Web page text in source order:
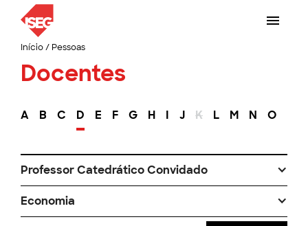
Início/ Pessoas
Docentes
A B C D E F G H I J K L M N O
Professor Catedrático Convidado
Economia